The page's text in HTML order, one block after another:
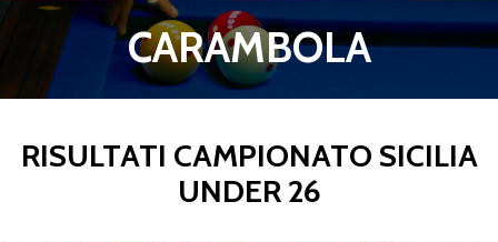
CARAMBOLA
RISULTATI CAMPIONATO SICILIA
UNDER 26